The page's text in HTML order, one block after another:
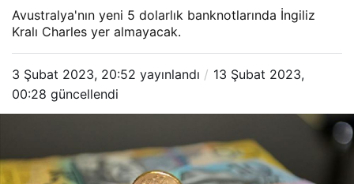
Avustralya'nın yeni 5 dolarlık banknotlarında İngiliz
Kralı Charles yer almayacak.
3 Şubat 2023, 20:52 yayınlandı
13 Şubat 2023,
00:28 güncellendi